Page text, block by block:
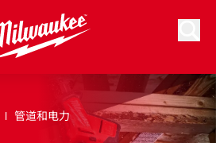
管道和电力